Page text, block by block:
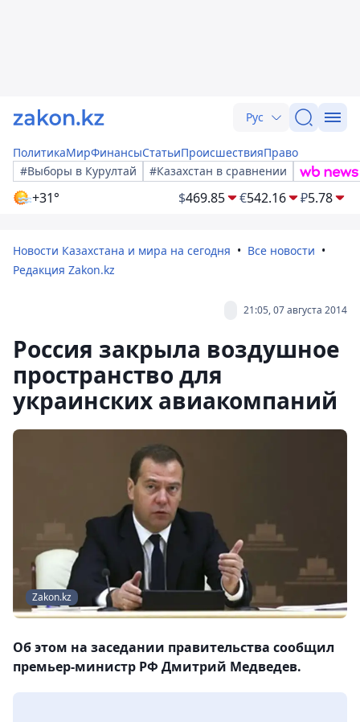
Рус
ПолитикаМирФинансыСтатьиПроисшествияПраво
#Выборы в Курултай
#Казахстан в сравнении
+31° $469.85 €542.16 ₽5.78
Новости Казахстана и мира на сегодня
Все новости
Редакция Zakon.kz
21:05, 07 августа 2014
Россия закрыла воздушное
пространство для
украинских авиакомпаний
Zakon.kz
Об этом на заседании правительства сообщил
премьер-министр РФ Дмитрий Медведев.